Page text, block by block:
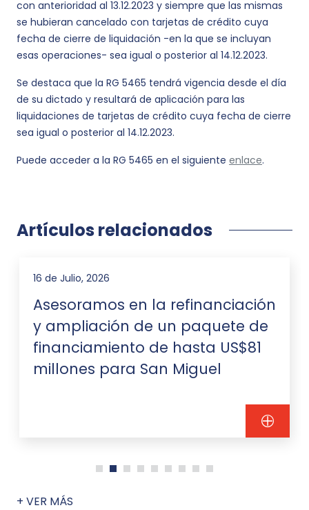
con anterioridad al 13.12.2023 y siempre que las mismas
se hubieran cancelado con tarjetas de crédito cuya
fecha de cierre de liquidación -en la que se incluyan
esas operaciones- sea igual o posterior al 14.12.2023.
Se destaca que la RG 5465 tendrá vigencia desde el día
de su dictado y resultará de aplicación para las
liquidaciones de tarjetas de crédito cuya fecha de cierre
sea igual o posterior al 14.12.2023.
Puede acceder a la RG 5465 en el siguiente enlace.
Artículos relacionados
16 de Julio, 2026
Asesoramos en la refinanciación
y ampliación de un paquete de
financiamiento de hasta US$81
millones para San Miguel
+ VER MÁS